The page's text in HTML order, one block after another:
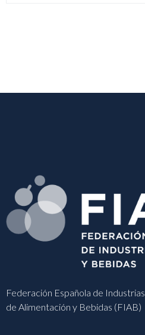
Federación Española de Industrias
de Alimentación y Bebidas (FIAB)